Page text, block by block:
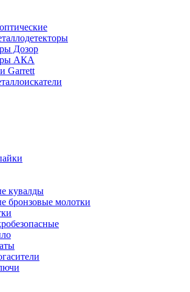
Дозор
АКА
Garrett
кувалды
бронзовые молотки